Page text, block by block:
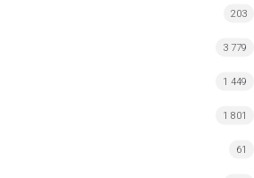
203
3 779
1 449
1 801
61